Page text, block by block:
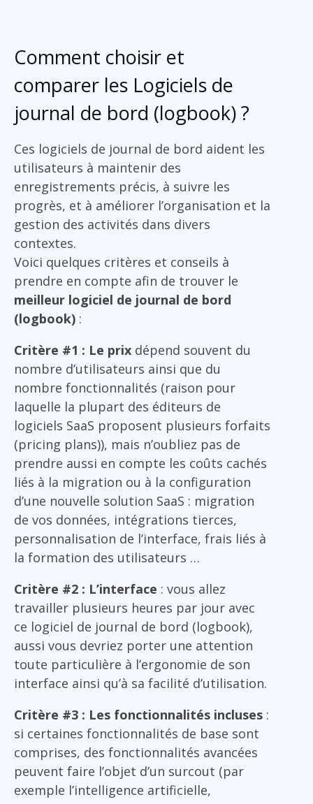
Comment choisir et
comparer les Logiciels de
journal de bord (logbook) ?
Ces logiciels de journal de bord aident les
utilisateurs à maintenir des
enregistrements précis, à suivre les
progrès, et à améliorer l’organisation et la
gestion des activités dans divers
contextes.
Voici quelques critères et conseils à
prendre en compte afin de trouver le
meilleur logiciel de journal de bord
(logbook) :
Critère #1 : Le prix dépend souvent du
nombre d’utilisateurs ainsi que du
nombre fonctionnalités (raison pour
laquelle la plupart des éditeurs de
logiciels SaaS proposent plusieurs forfaits
(pricing plans)), mais n’oubliez pas de
prendre aussi en compte les coûts cachés
liés à la migration ou à la configuration
d’une nouvelle solution SaaS : migration
de vos données, intégrations tierces,
personnalisation de l’interface, frais liés à
la formation des utilisateurs …
Critère #2 : L’interface : vous allez
travailler plusieurs heures par jour avec
ce logiciel de journal de bord (logbook),
aussi vous devriez porter une attention
toute particulière à l’ergonomie de son
interface ainsi qu’à sa facilité d’utilisation.
Critère #3 : Les fonctionnalités incluses :
si certaines fonctionnalités de base sont
comprises, des fonctionnalités avancées
peuvent faire l’objet d’un surcout (par
exemple l’intelligence artificielle,